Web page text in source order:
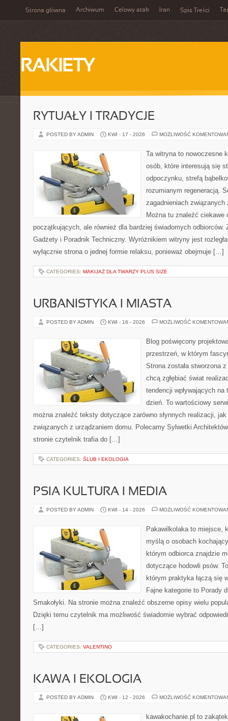
Strona główna Archiwum Celowy atak Iran Spis Treści
RAKIETY
RYTUAŁY I TRADYCJE
POSTED BY ADMIN KWI - 17 - 2026 MOŻLIWOŚĆ
Ta witryna to nowoczesne
osób, które interesują się
odpoczynku, strefą
rozumianym regeneracją.
zagadnieniach
Można tu znaleźć ciekawe
początkujących, ale również dla bardziej świadomych odbiorców.
Gadżety i Poradnik Techniczny. Wyróżnikiem witryny jest
wyłącznie strona o jednej formie relaksu, ponieważ obejmuje […]
CATEGORIES: MAKIJAŻ DLA TWARZY PLUS SIZE
URBANISTYKA I MIASTA
POSTED BY ADMIN KWI - 16 - 2026 MOŻLIWOŚĆ
Blog poświęcony
przestrzeń, w którym
Strona została stworzona
chcą zgłębiać świat
tendencji wpływających
dzień. To wartościowy
można znaleźć teksty dotyczące zarówno słynnych realizacji,
związanych z urządzaniem domu. Polecamy Sylwetki
stronie czytelnik trafia do […]
CATEGORIES: ŚLUB I EKOLOGIA
PSIA KULTURA I MEDIA
POSTED BY ADMIN KWI - 14 - 2026 MOŻLIWOŚĆ
Pakawilkolaka to miejsce,
myślą o osobach
którym odbiorca znajdzie
dotyczące hodowli psów.
którym praktyka łączą się
Fajne kategorie to Porady
Smakołyki. Na stronie można znaleźć obszerne opisy wielu
Dzięki temu czytelnik ma możliwość świadomie wybrać
[…]
CATEGORIES: VALENTINO
KAWA I EKOLOGIA
POSTED BY ADMIN KWI - 12 - 2026 MOŻLIWOŚĆ
kawakochanie.pl to